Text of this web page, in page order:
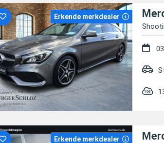
Erkende merkdealer
Erkende merkdealer